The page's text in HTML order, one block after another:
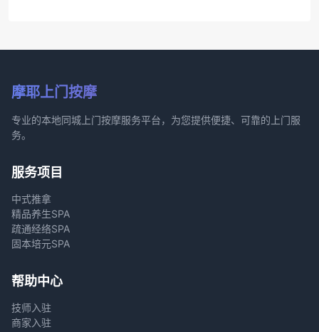
摩耶上门按摩
专业的本地同城上门按摩服务平台，为您提供便捷、可靠的上门服
务。
服务项目
中式推拿
精品养生SPA
疏通经络SPA
固本培元SPA
帮助中心
技师入驻
商家入驻